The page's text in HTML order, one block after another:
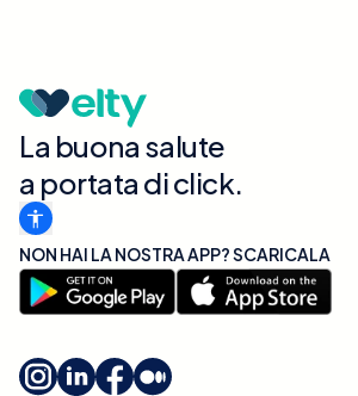
La buona salute
a portata di click.
NON HAI LA NOSTRA APP? SCARICALA